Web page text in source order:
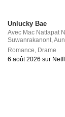
Unlucky Bae
Avec Mac Nattapat
Suwanrakanont,
Romance, Drame
6 août 2026 sur